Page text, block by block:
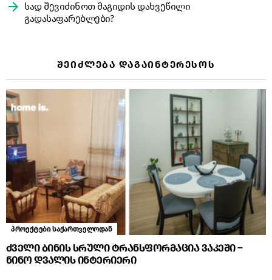
სად შევიძინოთ მაგიდის დახვეწილი
გადასაფარებლები?
ᲨᲔᲘᲫᲚᲔᲑᲐ ᲓᲐᲒᲐᲘᲜᲢᲔᲠᲔᲡᲝᲡ
პროექტები საქართველოდან
ძველი ბინის სრული ტრანსფორმაცია ვაკეში –
ნინო დვალის ინტერიერი